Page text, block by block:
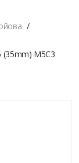
(35mm) M5C3